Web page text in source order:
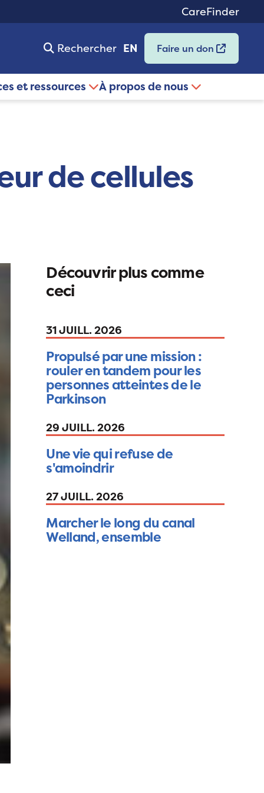
CareFinder
Rechercher EN Faire un don
et ressources À propos de nous
de cellules
Découvrir plus comme
ceci
31 JUILL. 2026
Propulsé par une mission :
rouler en tandem pour les
personnes atteintes de le
Parkinson
29 JUILL. 2026
Une vie qui refuse de
s'amoindrir
27 JUILL. 2026
Marcher le long du canal
Welland, ensemble